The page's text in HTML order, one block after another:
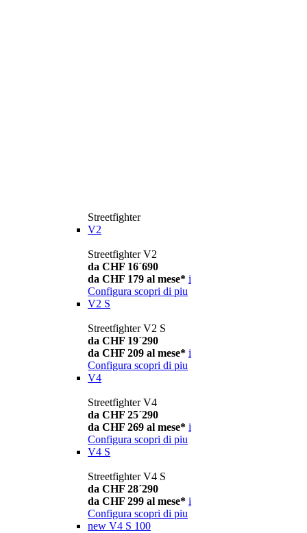
Streetfighter
V2
Streetfighter V2
da CHF 16´690
da CHF 179 al mese* i
Configura scopri di piu
V2 S
Streetfighter V2 S
da CHF 19´290
da CHF 209 al mese* i
Configura scopri di piu
V4
Streetfighter V4
da CHF 25´290
da CHF 269 al mese* i
Configura scopri di piu
V4 S
Streetfighter V4 S
da CHF 28´290
da CHF 299 al mese* i
Configura scopri di piu
new V4 S 100